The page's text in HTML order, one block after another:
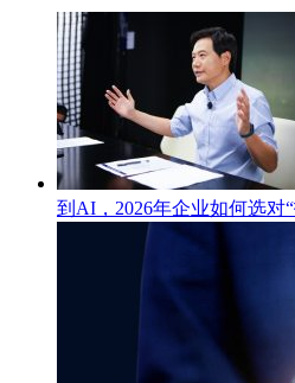
到AI，2026年企业如何选对